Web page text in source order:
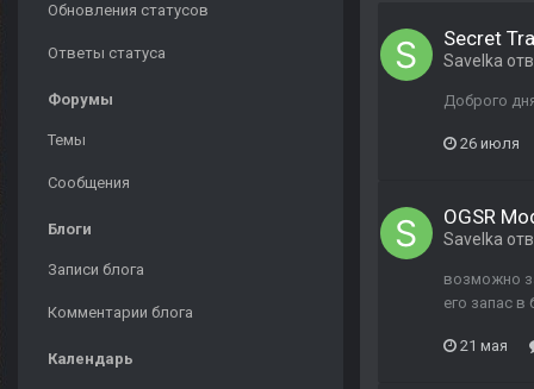
Обновления статусов
Ответы статуса
Форумы
Темы
Сообщения
Блоги
Записи блога
Комментарии блога
Календарь
Secret
Savelka
Доброго
26 июля
OGSR
Savelka
возможно
его запас
21 мая